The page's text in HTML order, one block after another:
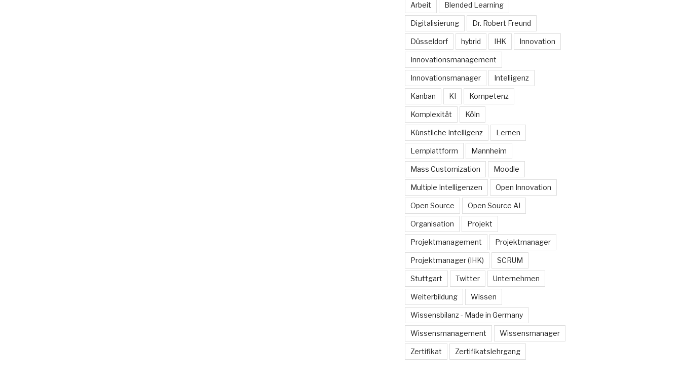
Arbeit Blended Learning
Digitalisierung Dr. Robert Freund
Düsseldorf hybrid IHK Innovation
Innovationsmanagement
Innovationsmanager Intelligenz
Kanban KI Kompetenz
Komplexität Köln
Künstliche Intelligenz Lernen
Lernplattform Mannheim
Mass Customization Moodle
Multiple Intelligenzen Open Innovation
Open Source Open Source AI
Organisation Projekt
Projektmanagement Projektmanager
Projektmanager (IHK) SCRUM
Stuttgart Twitter Unternehmen
Weiterbildung Wissen
Wissensbilanz - Made in Germany
Wissensmanagement Wissensmanager
Zertifikat Zertifikatslehrgang